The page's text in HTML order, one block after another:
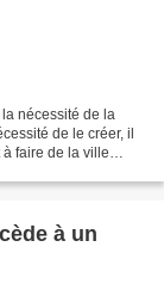
nécessité de la
de le créer, il
faire de la ville
à un